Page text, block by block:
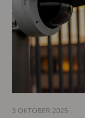
3 OKTOBER 2025